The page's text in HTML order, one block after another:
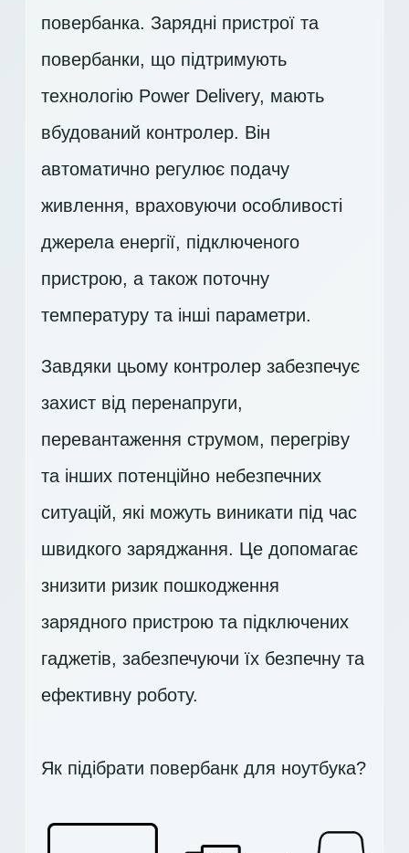
повербанка. Зарядні пристрої та
повербанки, що підтримують
технологію Power Delivery, мають
вбудований контролер. Він
автоматично регулює подачу
живлення, враховуючи особливості
джерела енергії, підключеного
пристрою, а також поточну
температуру та інші параметри.
Завдяки цьому контролер забезпечує
захист від перенапруги,
перевантаження струмом, перегріву
та інших потенційно небезпечних
ситуацій, які можуть виникати під час
швидкого заряджання. Це допомагає
знизити ризик пошкодження
зарядного пристрою та підключених
гаджетів, забезпечуючи їх безпечну та
ефективну роботу.
Як підібрати повербанк для ноутбука?